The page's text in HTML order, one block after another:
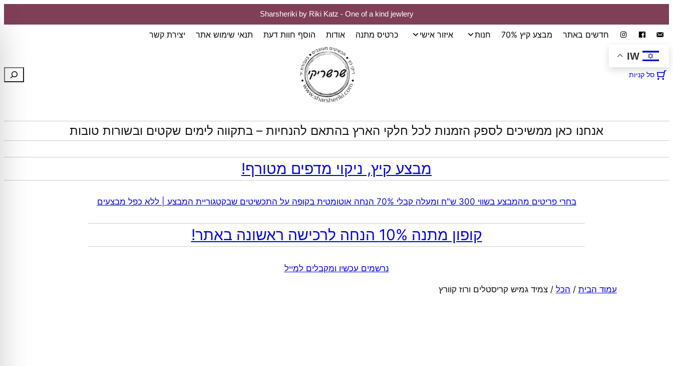
Sharsheriki by Riki Katz - One of a kind jewlery
לדלג
חדשים באתר מבצע קיץ 70% חנות איזור אישי כרטיס מתנה אודות הוסף חוות דעת תנאי שימוש אתר יצירת קשר
IW
סל קניות חיפוש
אנחנו כאן ממשיכים לספק הזמנות לכל חלקי הארץ בהתאם להנחיות – בתקווה לימים שקטים ובשורות טובות
מבצע קיץ, ניקוי מדפים מטורף!
בחרי פריטים מהמבצע בשווי 300 ש"ח ומעלה קבלי 70% הנחה אוטומטית בקופה על התכשיטים שבקטגוריית המבצע | ללא כפל מבצעים
קופון מתנה 10% הנחה לרכישה ראשונה באתר!
נרשמים עכשיו ומקבלים למייל
עמוד הבית / הכל / צמיד גמיש קריסטלים ורוז קוורץ